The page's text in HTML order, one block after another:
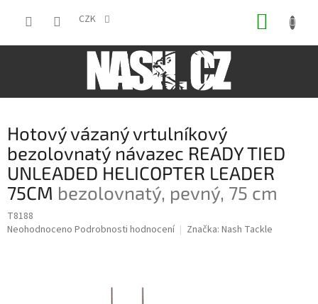
CZK
Hotový vázaný vrtulníkový
bezolovnatý návazec READY TIED
UNLEADED HELICOPTER LEADER
75CM bezolovnatý, pevný, 75 cm
T8188
Průměrné
Neohodnoceno Podrobnosti hodnocení Značka: Nash Tackle